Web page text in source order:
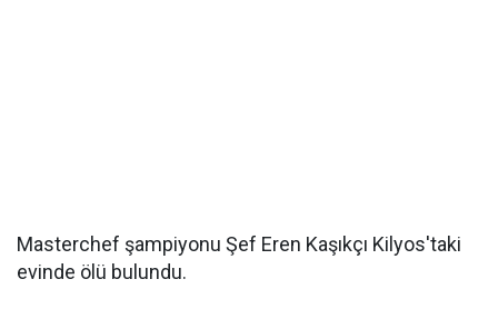
Masterchef şampiyonu Şef Eren Kaşıkçı Kilyos'taki
evinde ölü bulundu.